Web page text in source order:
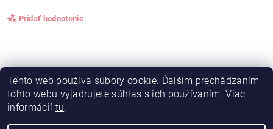
Pridať hodnotenie
Tento web používa súbory cookie. Ďalším prechádzaním
tohto webu vyjadrujete súhlas s ich používaním. Viac
informácií tu.